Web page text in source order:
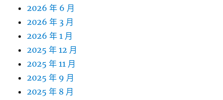
2026 年 6 月
2026 年 3 月
2026 年 1 月
2025 年 12 月
2025 年 11 月
2025 年 9 月
2025 年 8 月